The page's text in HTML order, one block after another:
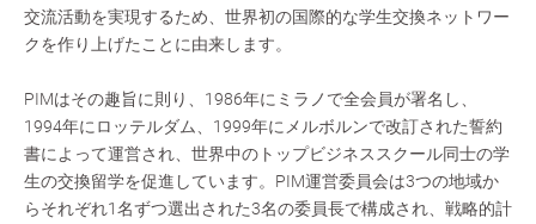
交流活動を実現するため、世界初の国際的な学生交換ネットワー
クを作り上げたことに由来します。
PIMはその趣旨に則り、1986年にミラノで全会員が署名し、
1994年にロッテルダム、1999年にメルボルンで改訂された誓約
書によって運営され、世界中のトップビジネススクール同士の学
生の交換留学を促進しています。PIM運営委員会は3つの地域か
らそれぞれ1名ずつ選出された3名の委員長で構成され、戦略的計